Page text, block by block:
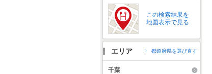
この検索結果を
地図表示で見る
エリア 都道府県を選び直す
千葉